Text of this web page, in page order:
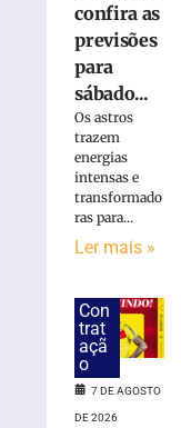
pessoas
detidas
suspeita
tráfico
drogas
confira as
previsões
para
sábado...
Os astros
trazem
energias
intensas e
transformado
ras para...
Ler mais »
Con
trat
açã
o
7 DE AGOSTO
DE 2026